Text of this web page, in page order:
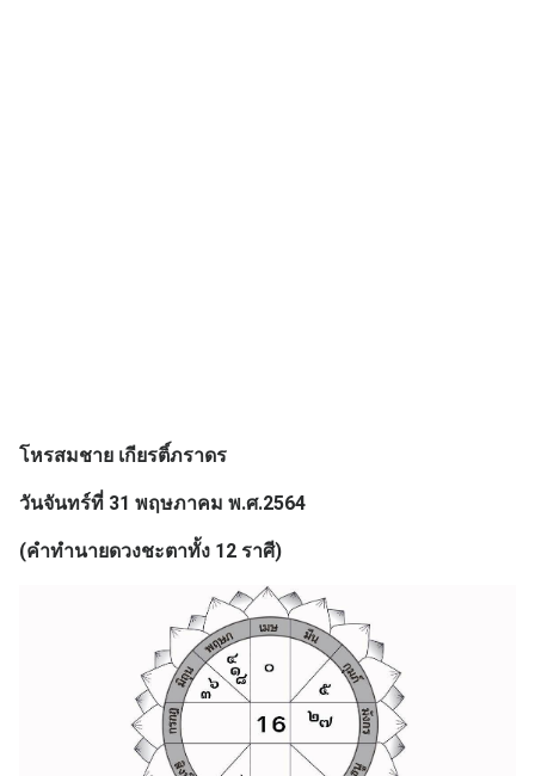
โหรสมชาย เกียรติ์ภราดร
วันจันทร์ที่ 31 พฤษภาคม พ.ศ.2564
(คำทำนายดวงชะตาทั้ง 12 ราศี)